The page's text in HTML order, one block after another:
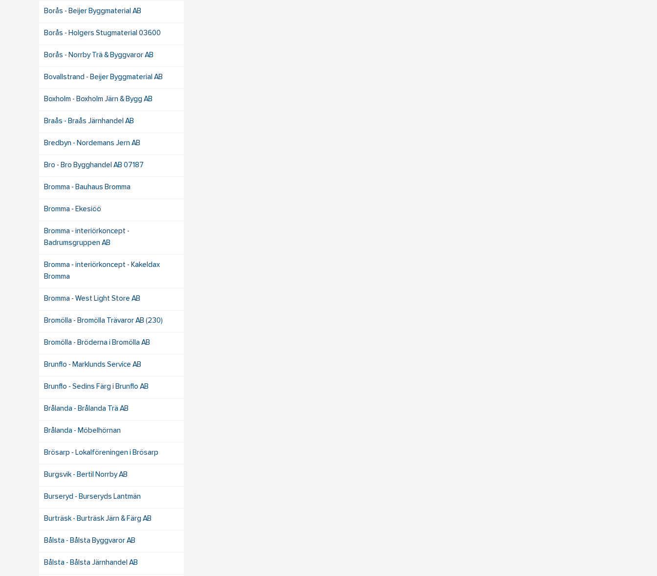
Borås - Beijer Byggmaterial AB
Borås - Holgers Stugmaterial 03600
Borås - Norrby Trä & Byggvaror AB
Bovallstrand - Beijer Byggmaterial AB
Boxholm - Boxholm Järn & Bygg AB
Braås - Braås Järnhandel AB
Bredbyn - Nordemans Jern AB
Bro - Bro Bygghandel AB 07187
Bromma - Bauhaus Bromma
Bromma - Ekesiöö
Bromma - interiörkoncept -
Badrumsgruppen AB
Bromma - interiörkoncept - Kakeldax
Bromma
Bromma - West Light Store AB
Bromölla - Bromölla Trävaror AB (230)
Bromölla - Bröderna i Bromölla AB
Brunflo - Marklunds Service AB
Brunflo - Sedins Färg i Brunflo AB
Brålanda - Brålanda Trä AB
Brålanda - Möbelhörnan
Brösarp - Lokalföreningen i Brösarp
Burgsvik - Bertil Norrby AB
Burseryd - Burseryds Lantmän
Burträsk - Burträsk Järn & Färg AB
Bålsta - Bålsta Byggvaror AB
Bålsta - Bålsta Järnhandel AB